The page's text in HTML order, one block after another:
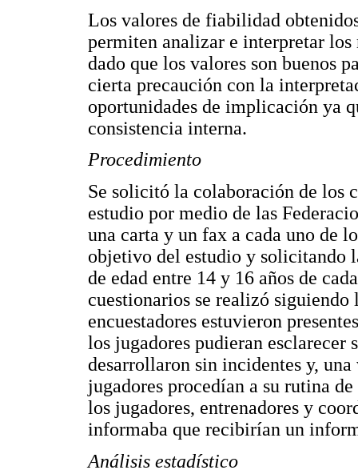
Los valores de fiabilidad
permiten analizar e interpretar los
dado que los valores son buenos
cierta precaución con la
oportunidades de implicación ya
consistencia interna.
Procedimiento
Se solicitó la colaboración de los
estudio por medio de las
una carta y un fax a cada uno de
objetivo del estudio y solicitando
de edad entre 14 y 16 años de
cuestionarios se realizó
encuestadores estuvieron
los jugadores pudieran esclarecer
desarrollaron sin incidentes y,
jugadores procedían a su rutina
los jugadores, entrenadores y
informaba que recibirían un
Análisis estadístico